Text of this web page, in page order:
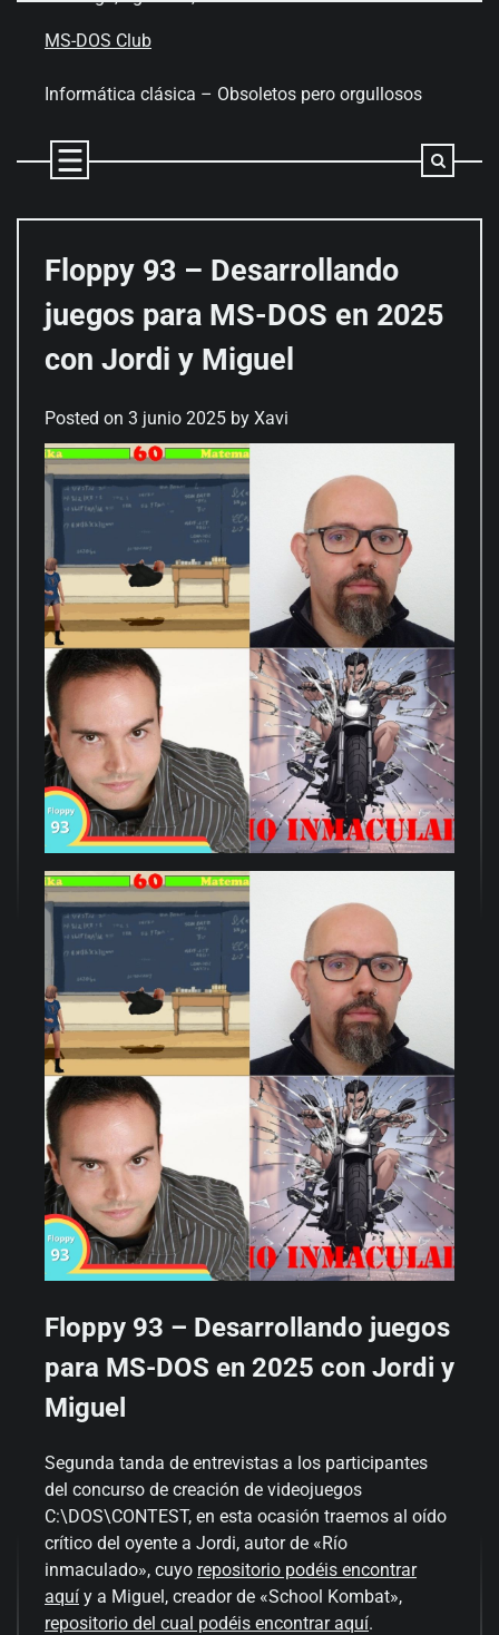
MS-DOS Club
Informática clásica – Obsoletos pero orgullosos
Floppy 93 – Desarrollando
juegos para MS-DOS en 2025
con Jordi y Miguel
Posted on 3 junio 2025 by Xavi
Floppy 93 – Desarrollando juegos
para MS-DOS en 2025 con Jordi y
Miguel
Segunda tanda de entrevistas a los participantes
del concurso de creación de videojuegos
C:\DOS\CONTEST, en esta ocasión traemos al oído
crítico del oyente a Jordi, autor de «Río
inmaculado», cuyo repositorio podéis encontrar
aquí y a Miguel, creador de «School Kombat»,
repositorio del cual podéis encontrar aquí.